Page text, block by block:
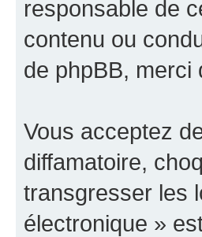
responsable de
contenu ou
de phpBB, merci
Vous acceptez
diffamatoire,
transgresser les
électronique »